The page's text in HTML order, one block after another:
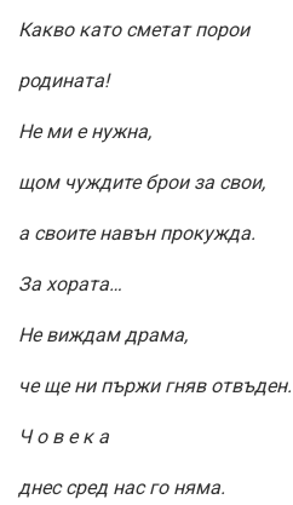
Какво като сметат порои
родината!
Не ми е нужна,
щом чуждите брои за свои,
а своите навън прокужда.
За хората…
Не виждам драма,
че ще ни пържи гняв отвъден.
Ч о в е к а
днес сред нас го няма.